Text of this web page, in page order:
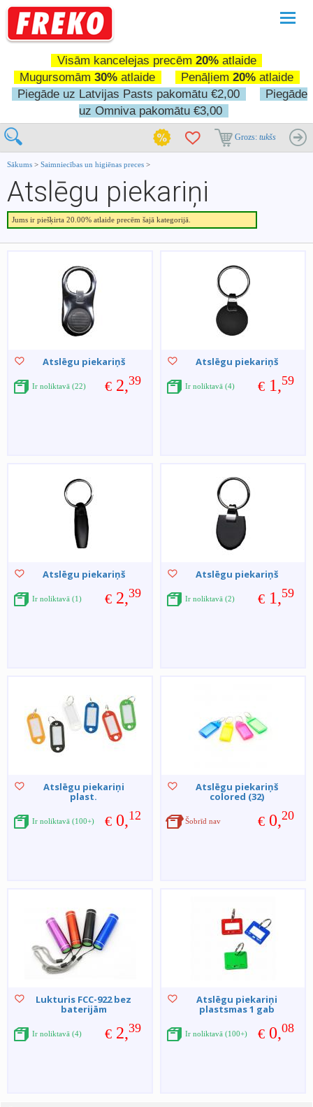
Visām kancelejas precēm 20%atlaide
Mugursomām 30% atlaide Penāļiem 20% atlaide
Piegāde uz Latvijas Pasts pakomātu €2,00
Piegāde
uz Omniva pakomātu €3,00
Grozs: tukšs
Sākums > Saimniecības un higiēnas preces >
Atslēgu piekariņi
Jums ir piešķirta 20.00% atlaide precēm šajā kategorijā.
Atslēgu piekariņš
€ 2,39
Ir noliktavā (22)
Atslēgu piekariņš
€ 1,59
Ir noliktavā (4)
Atslēgu piekariņš
€ 2,39
Ir noliktavā (1)
Atslēgu piekariņš
€ 1,59
Ir noliktavā (2)
Atslēgu piekariņi
plast.
€ 0,12
Ir noliktavā (100+)
Atslēgu piekariņš
colored (32)
€ 0,20
Šobrīd nav
Lukturis FCC-922 bez
baterijām
€ 2,39
Ir noliktavā (4)
Atslēgu piekariņi
plastsmas 1 gab
€ 0,08
Ir noliktavā (100+)